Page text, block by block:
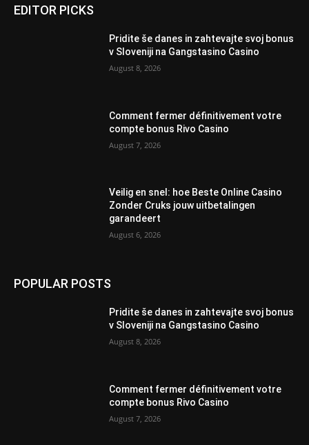
EDITOR PICKS
Pridite še danes in zahtevajte svoj bonus
v Sloveniji na Gangstasino Casino
August 8, 2026
Comment fermer définitivement votre
compte bonus Rivo Casino
August 7, 2026
Veilig en snel: hoe Beste Online Casino
Zonder Cruks jouw uitbetalingen
garandeert
August 6, 2026
POPULAR POSTS
Pridite še danes in zahtevajte svoj bonus
v Sloveniji na Gangstasino Casino
August 8, 2026
Comment fermer définitivement votre
compte bonus Rivo Casino
August 7, 2026